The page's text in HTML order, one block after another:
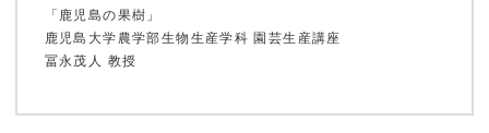
かだいびと
「鹿児島の果樹」
鹿児島大学農学部生物生産学科 園芸生産講座
冨永茂人 教授